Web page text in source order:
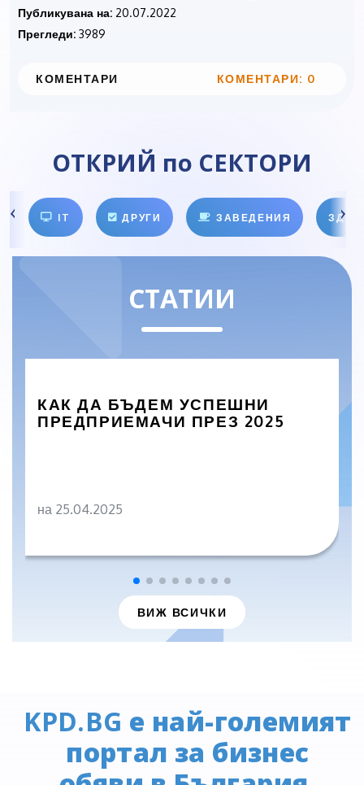
Публикувана на: 20.07.2022
Прегледи: 3989
КОМЕНТАРИ: 0
КОМЕНТАРИ
ОТКРИЙ по СЕКТОРИ
IT ДРУГИ ЗАВЕДЕНИЯ
СТАТИИ
КАК ДА БЪДЕМ УСПЕШНИ
ПРЕДПРИЕМАЧИ ПРЕЗ 2025
на 25.04.2025
ВИЖ ВСИЧКИ
KPD.BG е най-големият
портал за бизнес